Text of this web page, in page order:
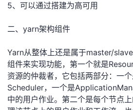
学
堂
我
的
课
我
的
我
持
我
的
技
术
我
的
云
5、可以通过搭建为高可用
二、yarn架构组件
Yarn从整体上还是属于master/
组件来实现功能，第一个就是
资源的仲裁者，它包括两部分：一
Scheduler，一个是
中的用户作业。第二个是每个节点